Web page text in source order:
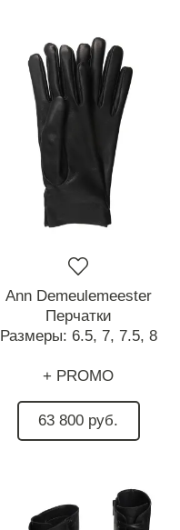
Ann Demeulemeester
Перчатки
Размеры: 6.5, 7, 7.5, 8
+ PROMO
63 800 руб.